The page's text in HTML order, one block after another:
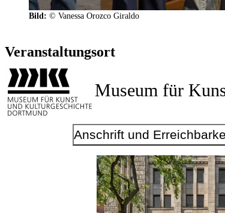
Bild: © Vanessa Orozco Giraldo
Veranstaltungsort
Museum für
Anschrift und